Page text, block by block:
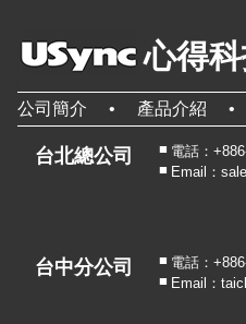
心得
公司簡介 產品介紹
台北總公司
電話：
Email：
台中分公司
電話：
Email：